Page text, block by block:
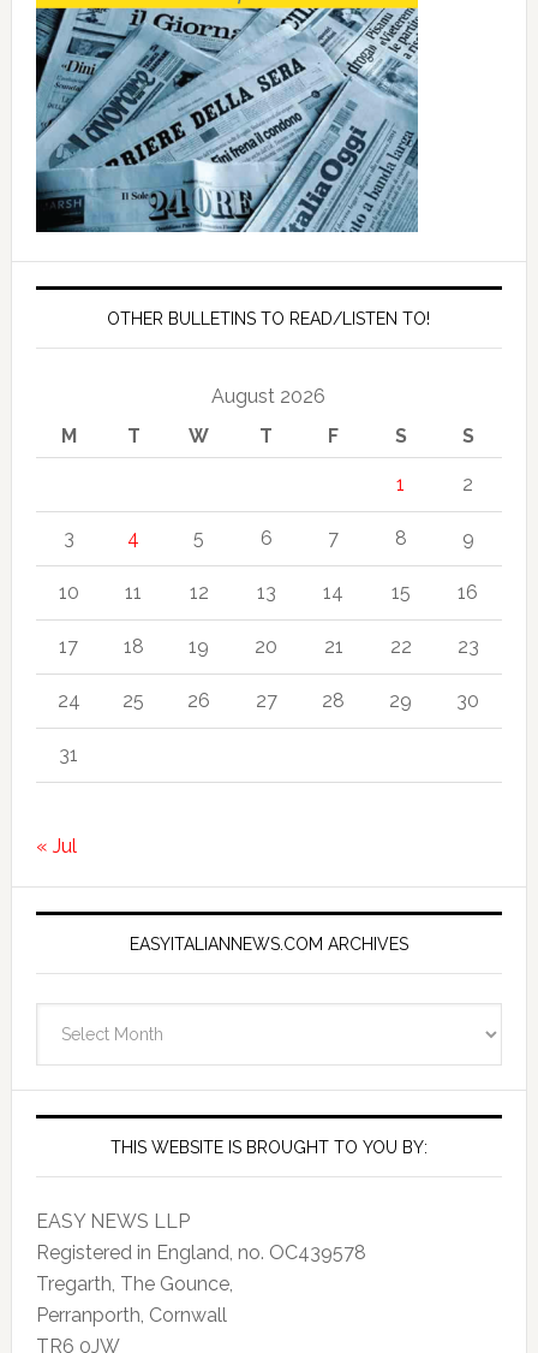
OTHER BULLETINS TO READ/LISTEN TO!
August 2026
M
T W T F S S
1 2
3 4 5 6 7 8 9
10 11 12 13 14 15 16
17 18 19 20 21 22 23
24 25 26 27 28 29 30
31
« Jul
EASYITALIANNEWS.COM ARCHIVES
Archives
THIS WEBSITE IS BROUGHT TO YOU BY:
EASY NEWS LLP
Registered in England, no. OC439578
Tregarth, The Gounce,
Perranporth, Cornwall
TR6 0JW